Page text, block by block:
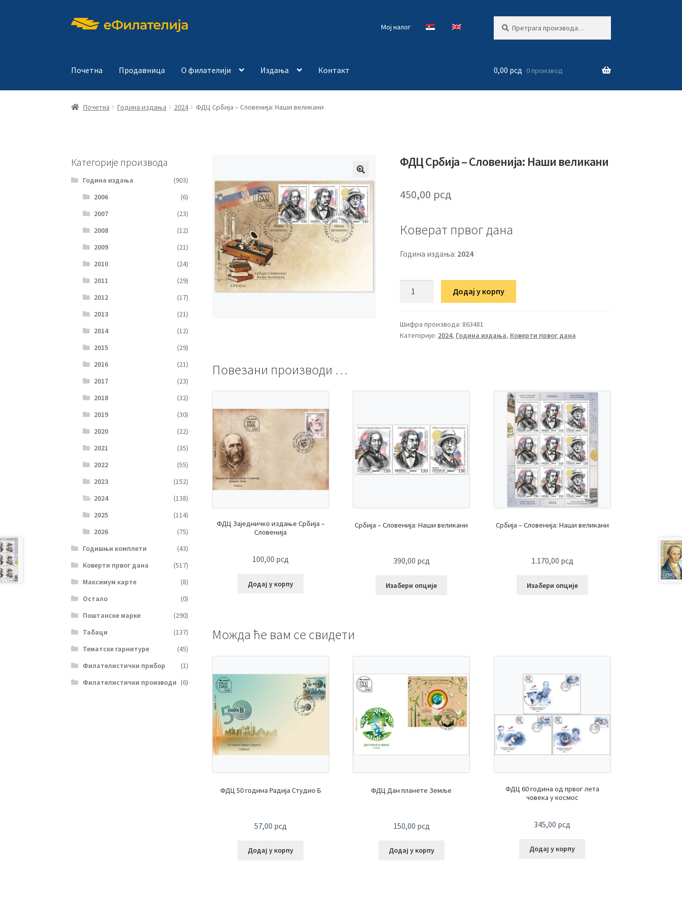
Прескочи
Скочи
Мој налог
Почетна Продавница О филателији Издања Контакт 0,00 рсд 0 производ
Почетна Година издања 2024 ФДЦ Србија – Словенија: Наши великани
🔍
ФДЦ Србија – Словенија: Наши великани
450,00 рсд
Коверат првог дана
Година издања: 2024
Словенија:
Наши
Додај у корпу
Шифра производа: 863481
Категорије: 2024, Година издања, Коверти првог дана
Повезани производи …
ФДЦ Заједничко издање Србија –
Словенија
100,00 рсд
Додај у корпу
Србија – Словенија: Наши великани
390,00 рсд
Изабери опције
Србија – Словенија: Наши великани
1.170,00 рсд
Изабери опције
Можда ће вам се свидети
ФДЦ 50 година Радија Студио Б
57,00 рсд
Додај у корпу
ФДЦ Дан планете Земље
150,00 рсд
Додај у корпу
ФДЦ 60 година од првог лета
човека у космос
345,00 рсд
Додај у корпу
Категорије производа
Година издања
(903)
2006
(6)
2007
(23)
2008
(12)
2009
(21)
2010
(24)
2011
(29)
2012
(17)
2013
(21)
2014
(12)
2015
(29)
2016
(21)
2017
(23)
2018
(32)
2019
(30)
2020
(22)
2021
(35)
2022
(55)
2023
(152)
2024
(138)
2025
(114)
2026
(75)
Годишњи комплети
(43)
Коверти првог дана
(517)
Максимум карте
(8)
Остало
(0)
Поштанске марке
(290)
Табаци
(137)
Тематске гарнитуре
(45)
Филателистички прибор
(1)
Филателистички производи (6)